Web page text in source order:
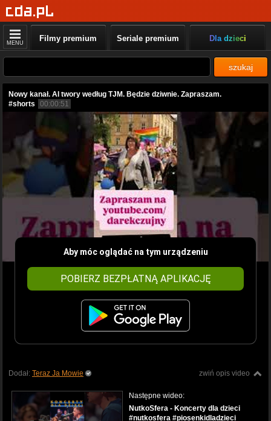
MENU Filmy premium Seriale premium Dla dzieci
szukaj
Nowy kanał. AI twory według TJM. Będzie dziwnie. Zapraszam.
#shorts
00:00:51
Aby móc oglądać na tym urządzeniu
POBIERZ BEZPŁATNĄ APLIKACJĘ
zwiń opis video
Dodał: Teraz Ja Mowie
Następne wideo:
NutkoSfera - Koncerty dla dzieci
#nutkosfera #piosenkidladzieci